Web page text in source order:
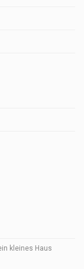
kleines Haus